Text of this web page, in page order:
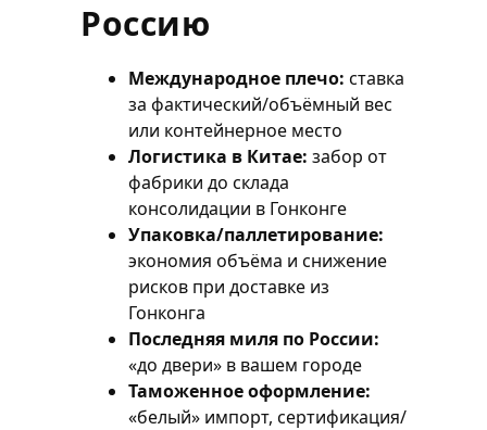
Россию
Международное плечо: ставка
за фактический/объёмный вес
или контейнерное место
Логистика в Китае: забор от
фабрики до склада
консолидации в Гонконге
Упаковка/паллетирование:
экономия объёма и снижение
рисков при доставке из
Гонконга
Последняя миля по России:
«до двери» в вашем городе
Таможенное оформление:
«белый» импорт, сертификация/